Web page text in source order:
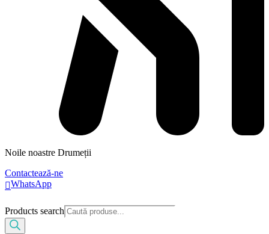
Noile noastre Drumeții
Contactează-ne
WhatsApp
Products search